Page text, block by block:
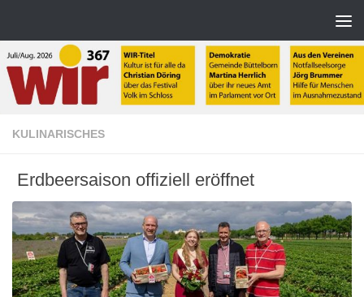
KULINARISCHES
Erdbeersaison offiziell eröffnet